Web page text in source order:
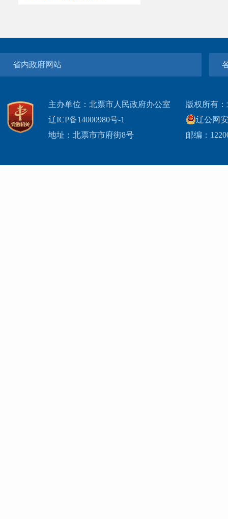
省内政府网站
主办单位：北票市人民政府办公室
辽ICP备14000980号-1
地址：北票市市府街8号
版权所有
辽公网
邮编：